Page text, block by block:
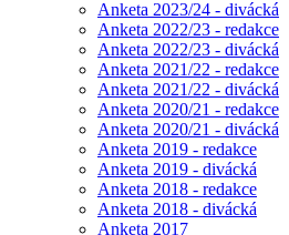
Anketa 2023/24 - divácká
Anketa 2022/23 - redakce
Anketa 2022/23 - divácká
Anketa 2021/22 - redakce
Anketa 2021/22 - divácká
Anketa 2020/21 - redakce
Anketa 2020/21 - divácká
Anketa 2019 - redakce
Anketa 2019 - divácká
Anketa 2018 - redakce
Anketa 2018 - divácká
Anketa 2017